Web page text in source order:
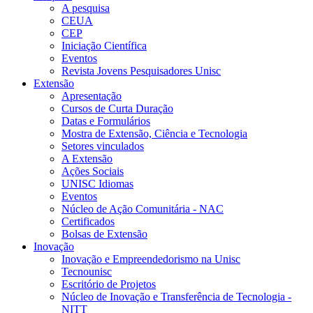
A pesquisa
CEUA
CEP
Iniciação Científica
Eventos
Revista Jovens Pesquisadores Unisc
Extensão
Apresentação
Cursos de Curta Duração
Datas e Formulários
Mostra de Extensão, Ciência e Tecnologia
Setores vinculados
A Extensão
Ações Sociais
UNISC Idiomas
Eventos
Núcleo de Ação Comunitária - NAC
Certificados
Bolsas de Extensão
Inovação
Inovação e Empreendedorismo na Unisc
Tecnounisc
Escritório de Projetos
Núcleo de Inovação e Transferência de Tecnologia -
NITT